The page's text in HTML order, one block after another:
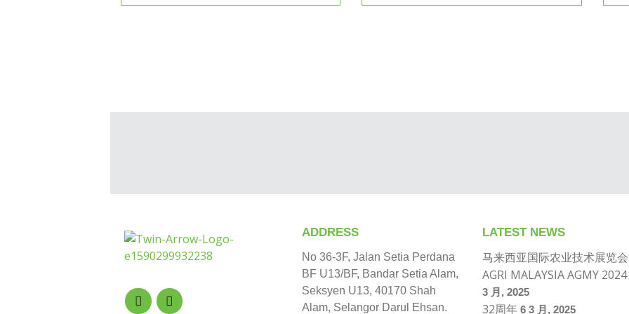
ADDRESS
No 36-3F, Jalan Setia Perdana
BF U13/BF, Bandar Setia Alam,
Seksyen U13, 40170 Shah
Alam, Selangor Darul Ehsan.
LATEST NEWS
马来西亚国际农业技术展览
AGRI MALAYSIA AGMY 2024
3 月, 2025
32周年 6 3 月, 2025